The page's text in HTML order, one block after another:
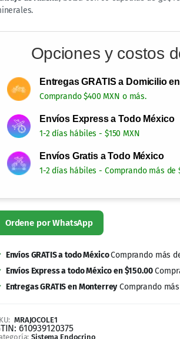
Opciones y costos
Entregas GRATIS a Domicilio
Comprando $400 MXN o más.
Envíos Express a Todo México
1-2 días hábiles - $150 MXN
Envíos Gratis a Todo México
1-2 días hábiles - Comprando más de
Envíos GRATIS a todo México
Envíos Express a todo México en $150.00
Entregas GRATIS en Monterrey
Comprando más
MRAJOCOLE1
610939120375
Mr Ajo